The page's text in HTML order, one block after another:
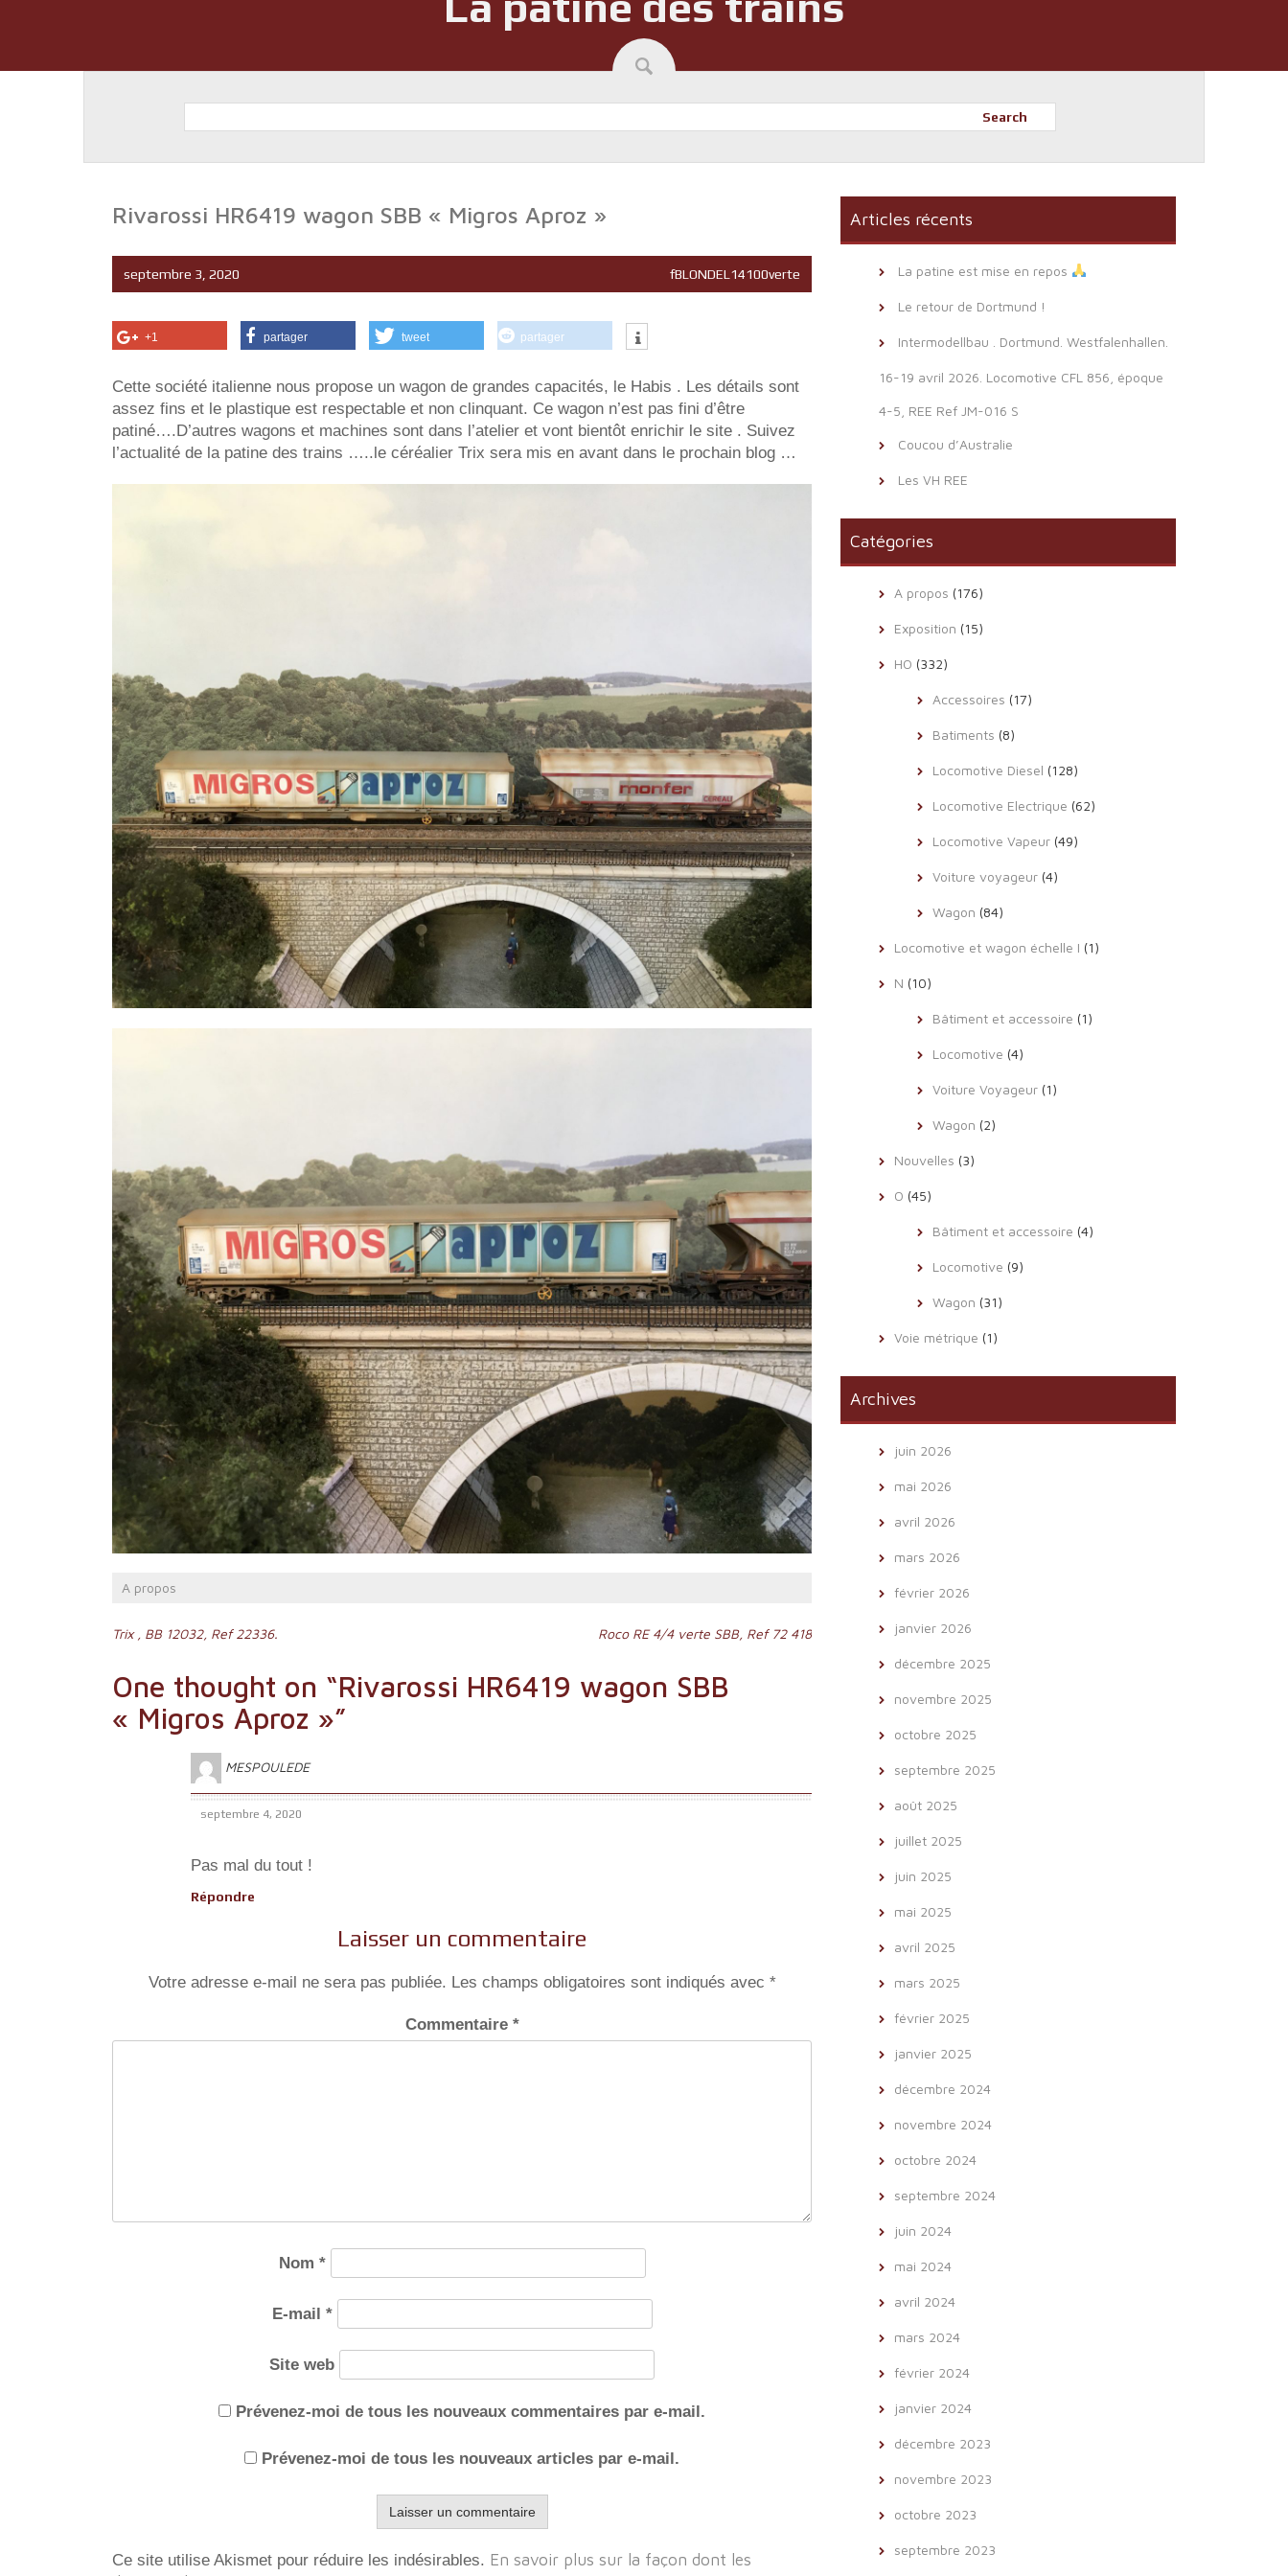
Search
Rivarossi HR6419 wagon SBB « Migros Aproz »
septembre 3, 2020 fBLONDEL14100verte
+1 partager tweet partager
Cette société italienne nous propose un wagon de grandes capacités, le Habis . Les détails sont
assez fins et le plastique est respectable et non clinquant. Ce wagon n’est pas fini d’être
patiné….D’autres wagons et machines sont dans l’atelier et vont bientôt enrichir le site . Suivez
l’actualité de la patine des trains …..le céréalier Trix sera mis en avant dans le prochain blog …
A propos
Navigation
de
l’article
Trix , BB 12032, Ref 22336. Roco RE 4/4 verte SBB, Ref 72 418
One thought on “Rivarossi HR6419 wagon SBB
« Migros Aproz »”
MESPOULEDE
septembre 4, 2020
Pas mal du tout !
Répondre
Laisser un commentaire
Votre adresse e-mail ne sera pas publiée. Les champs obligatoires sont indiqués avec *
Commentaire *
Nom *
E-mail *
Site web
Prévenez-moi de tous les nouveaux commentaires par e-mail.
Prévenez-moi de tous les nouveaux articles par e-mail.
Ce site utilise Akismet pour réduire les indésirables. En savoir plus sur la façon dont les
Articles récents
La patine est mise en repos
Le retour de Dortmund !
Intermodellbau . Dortmund. Westfalenhallen.
16-19 avril 2026. Locomotive CFL 856, époque
4-5, REE Ref JM-016 S
Coucou d’Australie
Les VH REE
Catégories
A propos (176)
Exposition (15)
HO (332)
Accessoires (17)
Batiments (8)
Locomotive Diesel (128)
Locomotive Electrique (62)
Locomotive Vapeur (49)
Voiture voyageur (4)
Wagon (84)
Locomotive et wagon échelle I (1)
N (10)
Bâtiment et accessoire (1)
Locomotive (4)
Voiture Voyageur (1)
Wagon (2)
Nouvelles (3)
O (45)
Bâtiment et accessoire (4)
Locomotive (9)
Wagon (31)
Voie métrique (1)
Archives
juin 2026
mai 2026
avril 2026
mars 2026
février 2026
janvier 2026
décembre 2025
novembre 2025
octobre 2025
septembre 2025
août 2025
juillet 2025
juin 2025
mai 2025
avril 2025
mars 2025
février 2025
janvier 2025
décembre 2024
novembre 2024
octobre 2024
septembre 2024
juin 2024
mai 2024
avril 2024
mars 2024
février 2024
janvier 2024
décembre 2023
novembre 2023
octobre 2023
septembre 2023